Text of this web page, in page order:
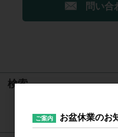
問い合
検索
ご案内 お盆休業のお